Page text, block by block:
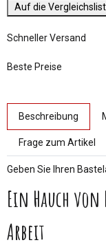
Auf die
Schneller Versand
Beste Preise
Beschreibung
Frage zum Artikel
Geben Sie Ihren
Ein Hauch
Arbeit